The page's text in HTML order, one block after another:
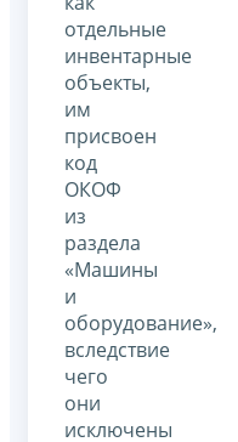
отдельные
инвентарные
объекты,
им
присвоен
код
ОКОФ
из
раздела
«Машины
и
оборудование»,
вследствие
чего
они
исключены